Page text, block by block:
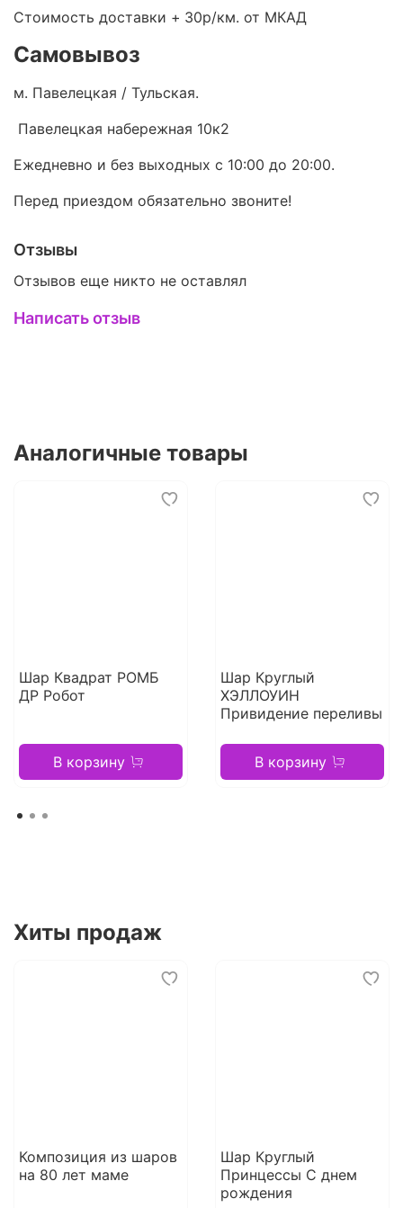
Стоимость доставки + 30р/км. от МКАД
Самовывоз
м. Павелецкая / Тульская.
Павелецкая набережная 10к2
Ежедневно и без выходных с 10:00 до 20:00.
Перед приездом обязательно звоните!
Отзывы
Отзывов еще никто не оставлял
Написать отзыв
Аналогичные товары
Шар Квадрат РОМБ
ДР Робот
В корзину
Шар Круглый
ХЭЛЛОУИН
Привидение переливы
В корзину
Хиты продаж
Композиция из шаров
на 80 лет маме
Шар Круглый
Принцессы С днем
рождения